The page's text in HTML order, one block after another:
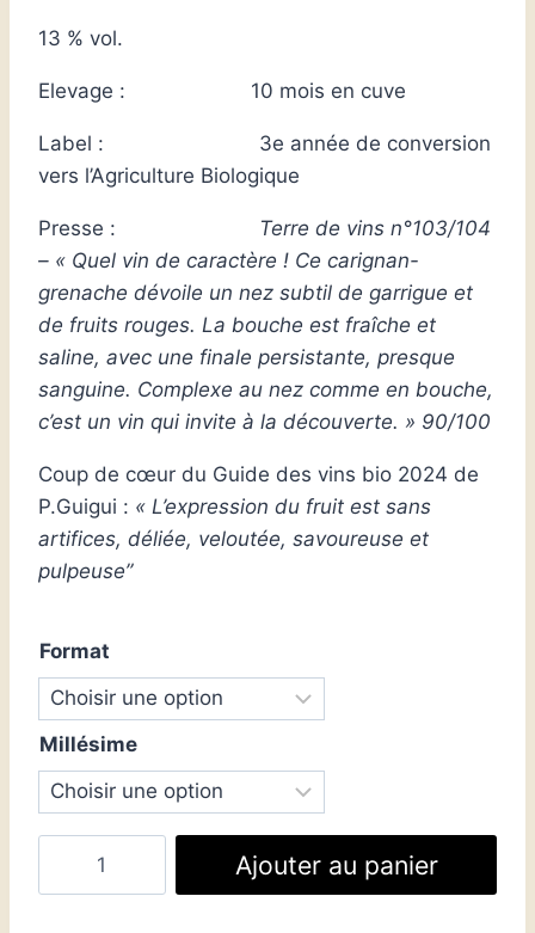
13 % vol.
Elevage : 10 mois en cuve
Label : 3e année de conversion
vers l’Agriculture Biologique
Presse : Terre de vins n°103/104
– « Quel vin de caractère ! Ce carignan-
grenache dévoile un nez subtil de garrigue et
de fruits rouges. La bouche est fraîche et
saline, avec une finale persistante, presque
sanguine. Complexe au nez comme en bouche,
c’est un vin qui invite à la découverte. » 90/100
Coup de cœur du Guide des vins bio 2024 de
P.Guigui : « L’expression du fruit est sans
artifices, déliée, veloutée, savoureuse et
pulpeuse”
Format
Millésime
Ajouter au panier